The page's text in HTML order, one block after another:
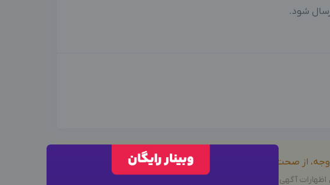
شود.
از صحت خدمات ارائه شده، اطمینان حاصل نمایید.
آگهی نداشته و صحت موارد ذکر شده در آگهی، بر عهده فرد آگهی
وارد حساب کاربری شوید